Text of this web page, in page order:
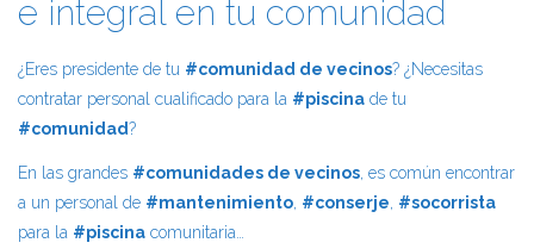
e integral en tu comunidad
¿Eres presidente de tu #comunidad de vecinos? ¿Necesitas
contratar personal cualificado para la #piscina de tu
#comunidad?
En las grandes #comunidades de vecinos, es común encontrar
a un personal de #mantenimiento, #conserje, #socorrista
para la #piscina comunitaria…